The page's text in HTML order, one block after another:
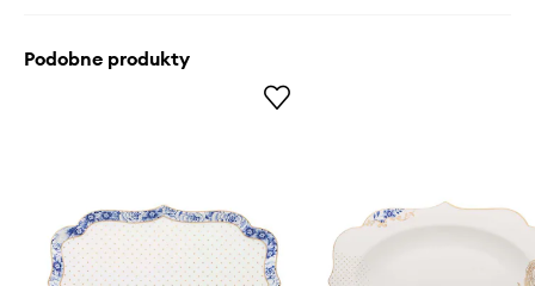
Podobne produkty